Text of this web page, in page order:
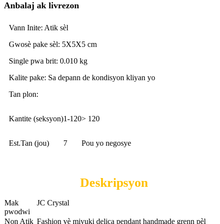
Anbalaj ak livrezon
Vann Inite: Atik sèl
Gwosè pake sèl: 5X5X5 cm
Single pwa brit: 0.010 kg
Kalite pake: Sa depann de kondisyon kliyan yo
Tan plon:
Kantite (seksyon)1-120> 120
Est.Tan (jou) 7 Pou yo negosye
Deskripsyon
Mak
pwodwi
JC Crystal
Non Atik Fashion vè miyuki delica pendant handmade grenn pèl